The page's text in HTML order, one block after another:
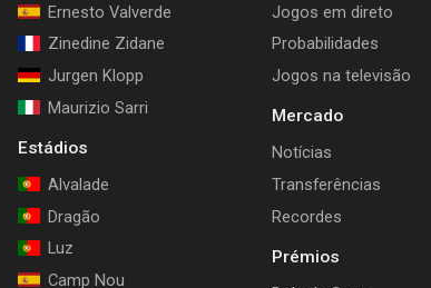
Ernesto Valverde
Zinedine Zidane
Jurgen Klopp
Maurizio Sarri
Estádios
Alvalade
Dragão
Luz
Camp Nou
Jogos em direto
Probabilidades
Jogos na televisão
Mercado
Notícias
Transferências
Recordes
Prémios